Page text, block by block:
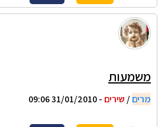
משמעות
מרים/ שירים - 31/01/2010 09:06